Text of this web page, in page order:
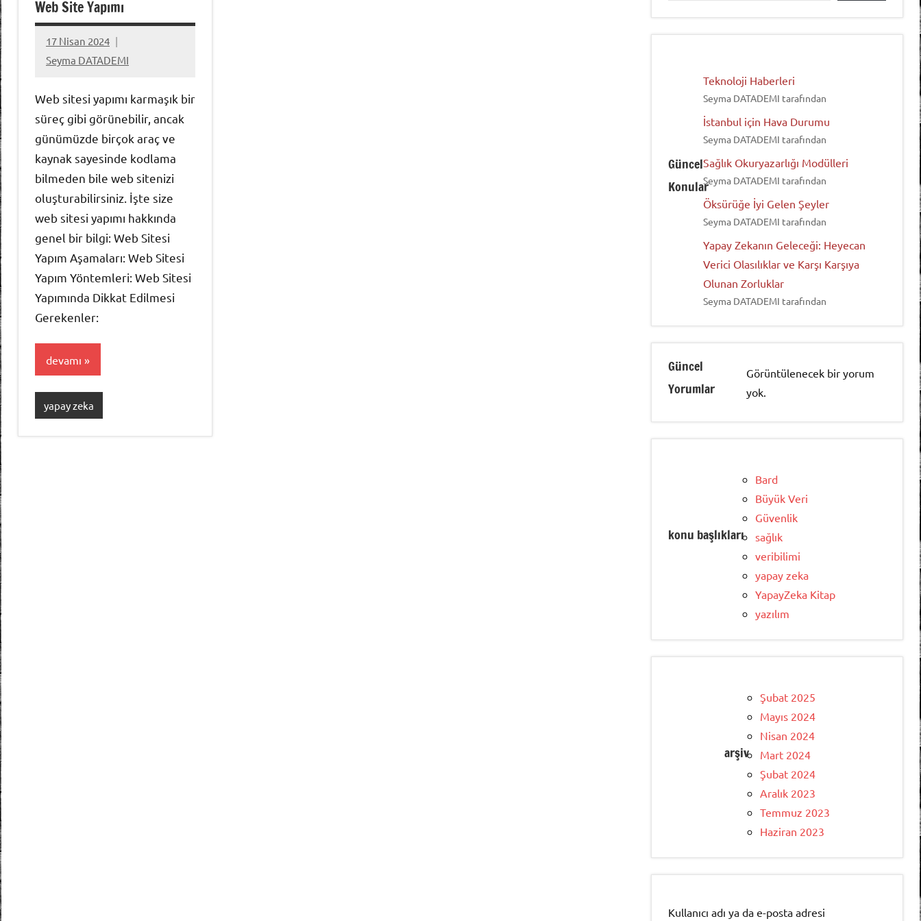
Web Site Yapımı
17 Nisan 2024
Seyma DATADEMI
Yorum
Web sitesi yapımı karmaşık bir
süreç gibi görünebilir, ancak
günümüzde birçok araç ve
kaynak sayesinde kodlama
bilmeden bile web sitenizi
oluşturabilirsiniz. İşte size
web sitesi yapımı hakkında
genel bir bilgi: Web Sitesi
Yapım Aşamaları: Web Sitesi
Yapım Yöntemleri: Web Sitesi
Yapımında Dikkat Edilmesi
Gerekenler:
devamı
yapay zeka
Güncel
Konular
Teknoloji Haberleri
Seyma DATADEMI tarafından
İstanbul için Hava Durumu
Seyma DATADEMI tarafından
Sağlık Okuryazarlığı Modülleri
Seyma DATADEMI tarafından
Öksürüğe İyi Gelen Şeyler
Seyma DATADEMI tarafından
Yapay Zekanın Geleceği: Heyecan
Verici Olasılıklar ve Karşı Karşıya
Olunan Zorluklar
Seyma DATADEMI tarafından
Güncel
Yorumlar
Görüntülenecek bir yorum
yok.
konu başlıkları
Bard
Büyük Veri
Güvenlik
sağlık
veribilimi
yapay zeka
YapayZeka Kitap
yazılım
arşiv
Şubat 2025
Mayıs 2024
Nisan 2024
Mart 2024
Şubat 2024
Aralık 2023
Temmuz 2023
Haziran 2023
Kullanıcı adı ya da e-posta adresi